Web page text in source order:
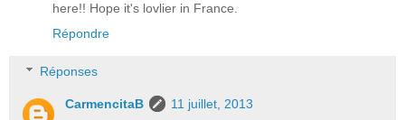
here!! Hope it's lovlier in France.
Répondre
Réponses
CarmencitaB
11 juillet, 2013